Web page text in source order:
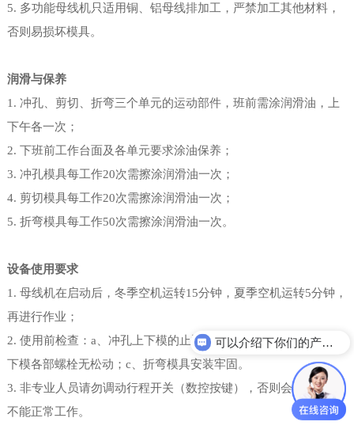
5. 多功能母线机只适用铜、铝母线排加工，严禁加工其他材料，
否则易损坏模具。
润滑与保养
1. 冲孔、剪切、折弯三个单元的运动部件，班前需涂润滑油，上
下午各一次；
2. 下班前工作台面及各单元要求涂油保养；
3. 冲孔模具每工作20次需擦涂润滑油一次；
4. 剪切模具每工作20次需擦涂润滑油一次；
5. 折弯模具每工作50次需擦涂润滑油一次。
设备使用要求
1. 母线机在启动后，冬季空机运转15分钟，夏季空机运转5分钟，
再进行作业；
2. 使用前检查：a、冲孔上下模的止退螺栓是否旋紧；b、剪切上
下模各部螺栓无松动；c、折弯模具安装牢固。
3. 非专业人员请勿调动行程开关（数控按键），否则会导致机器
不能正常工作。
可以介绍下你们的产品么？